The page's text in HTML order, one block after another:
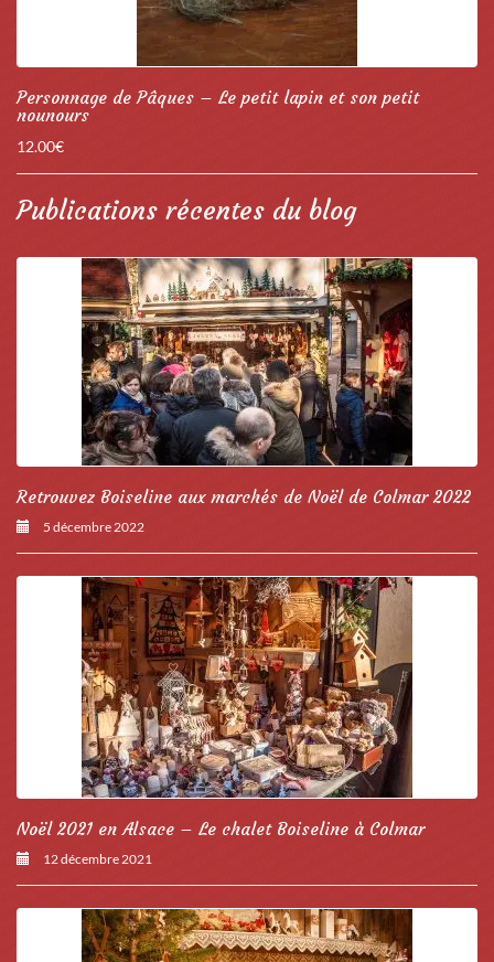
Personnage de Pâques – Le petit lapin et son petit
nounours
12.00€
Publications récentes du blog
Retrouvez Boiseline aux marchés de Noël de Colmar 2022
5 décembre 2022
Noël 2021 en Alsace – Le chalet Boiseline à Colmar
12 décembre 2021